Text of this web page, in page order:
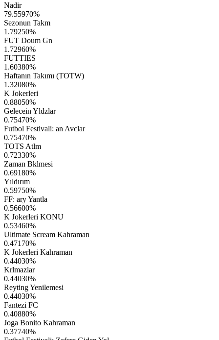
Nadir
79.55970%
Sezonun Takm
1.79250%
FUT Doum Gn
1.72960%
FUTTIES
1.60380%
Haftanın Takımı (TOTW)
1.32080%
K Jokerleri
0.88050%
Gelecein Yldzlar
0.75470%
Futbol Festivali: an Avclar
0.75470%
TOTS Atlm
0.72330%
Zaman Bklmesi
0.69180%
Yıldırım
0.59750%
FF: ary Yantla
0.56600%
K Jokerleri KONU
0.53460%
Ultimate Scream Kahraman
0.47170%
K Jokerleri Kahraman
0.44030%
Krlmazlar
0.44030%
Reyting Yenilemesi
0.44030%
Fantezi FC
0.40880%
Joga Bonito Kahraman
0.37740%